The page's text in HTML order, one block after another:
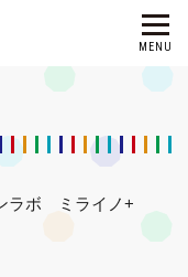
ラボ ミライノ+